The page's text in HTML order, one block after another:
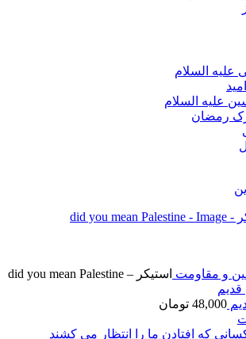
علیه السلام
علیه السلام
رمضان
و مقاومت استیکر – did you mean Palestine
48,000 تومان